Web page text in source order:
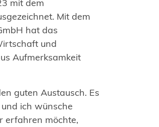
mit dem
Mit dem
hat das
und
Aufmerksamkeit
guten Austausch. Es
ich wünsche
erfahren möchte,